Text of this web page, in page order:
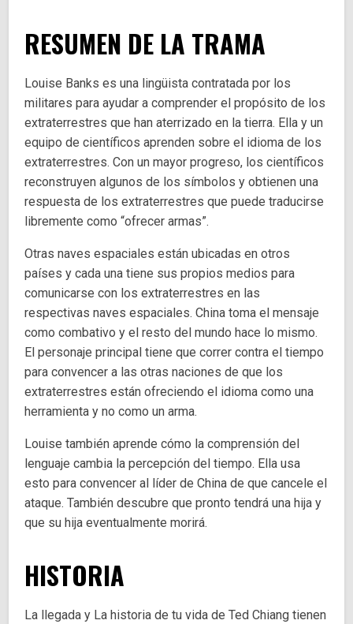
RESUMEN DE LA TRAMA
Louise Banks es una lingüista contratada por los
militares para ayudar a comprender el propósito de los
extraterrestres que han aterrizado en la tierra. Ella y un
equipo de científicos aprenden sobre el idioma de los
extraterrestres. Con un mayor progreso, los científicos
reconstruyen algunos de los símbolos y obtienen una
respuesta de los extraterrestres que puede traducirse
libremente como “ofrecer armas”.
Otras naves espaciales están ubicadas en otros
países y cada una tiene sus propios medios para
comunicarse con los extraterrestres en las
respectivas naves espaciales. China toma el mensaje
como combativo y el resto del mundo hace lo mismo.
El personaje principal tiene que correr contra el tiempo
para convencer a las otras naciones de que los
extraterrestres están ofreciendo el idioma como una
herramienta y no como un arma.
Louise también aprende cómo la comprensión del
lenguaje cambia la percepción del tiempo. Ella usa
esto para convencer al líder de China de que cancele el
ataque. También descubre que pronto tendrá una hija y
que su hija eventualmente morirá.
HISTORIA
La llegada y La historia de tu vida de Ted Chiang tienen